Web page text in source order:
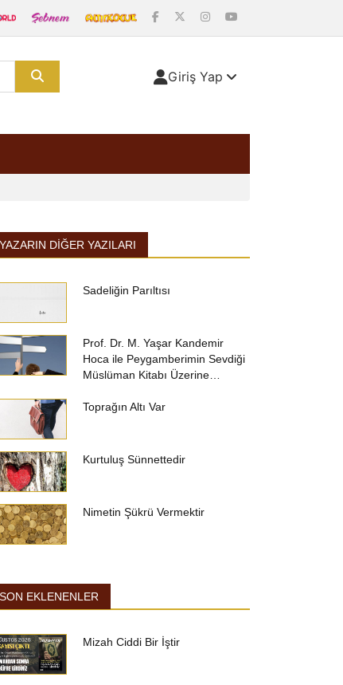
Giriş Yap
YAZARIN DIĞER YAZILARI
Sadeliğin Parıltısı
Prof. Dr. M. Yaşar Kandemir
Hoca ile Peygamberimin Sevdiği
Müslüman Kitabı Üzerine…
Toprağın Altı Var
Kurtuluş Sünnettedir
Nimetin Şükrü Vermektir
SON EKLENENLER
Mizah Ciddi Bir İştir